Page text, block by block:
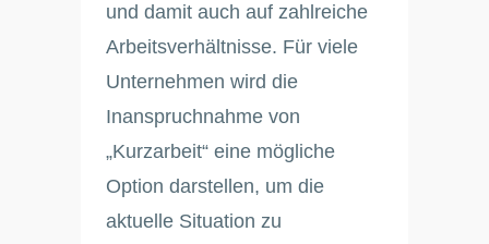
und damit auch auf zahlreiche
Arbeitsverhältnisse. Für viele
Unternehmen wird die
Inanspruchnahme von
„Kurzarbeit“ eine mögliche
Option darstellen, um die
aktuelle Situation zu